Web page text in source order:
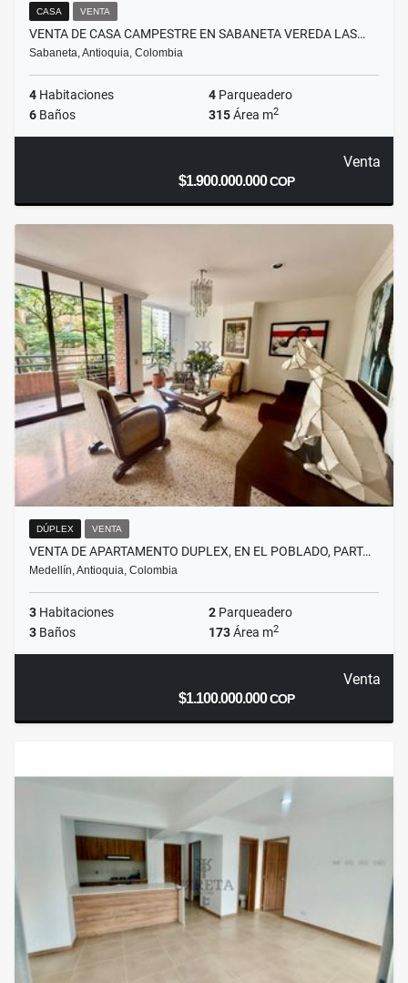
CASA VENTA
VENTA DE CASA CAMPESTRE EN SABANETA VEREDA LAS…
Sabaneta, Antioquia, Colombia
4 Habitaciones 4 Parqueadero
6 Baños 315Área m2
Venta
$1.900.000.000COP
DÚPLEX VENTA
VENTA DE APARTAMENTO DUPLEX, EN EL POBLADO, PART…
Medellín, Antioquia, Colombia
3 Habitaciones 2 Parqueadero
3 Baños 173Área m2
Venta
$1.100.000.000COP